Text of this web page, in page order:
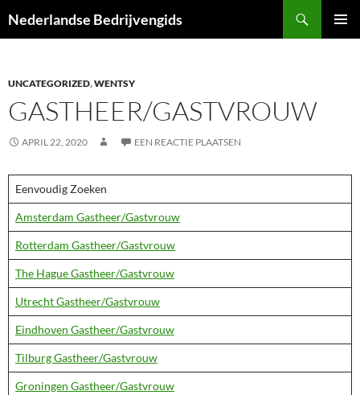
naar
Nederlandse Bedrijvengids
UNCATEGORIZED,WENTSY
GASTHEER/GASTVROUW
APRIL 22, 2020 EEN REACTIE PLAATSEN
Eenvoudig Zoeken
Amsterdam Gastheer/Gastvrouw
Rotterdam Gastheer/Gastvrouw
The Hague Gastheer/Gastvrouw
Utrecht Gastheer/Gastvrouw
Eindhoven Gastheer/Gastvrouw
Tilburg Gastheer/Gastvrouw
Groningen Gastheer/Gastvrouw